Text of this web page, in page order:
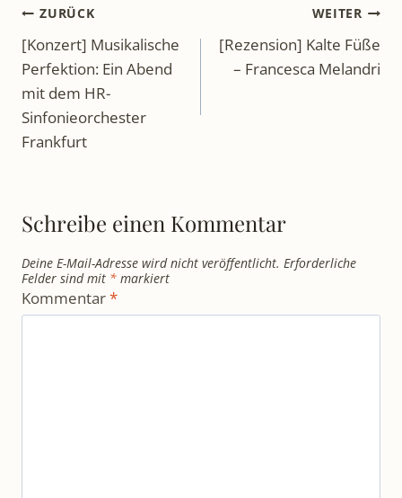
Beitragsnavigation
ZURÜCK
[Konzert] Musikalische
Perfektion: Ein Abend
mit dem HR-
Sinfonieorchester
Frankfurt
WEITER
[Rezension] Kalte Füße
– Francesca Melandri
Schreibe einen Kommentar
Deine E-Mail-Adresse wird nicht veröffentlicht. Erforderliche
Felder sind mit * markiert
Kommentar*